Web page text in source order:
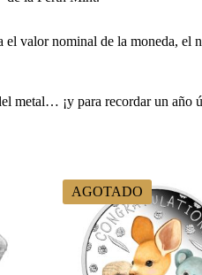
el valor nominal de la moneda, el
metal… ¡y para recordar un año
AGOTADO